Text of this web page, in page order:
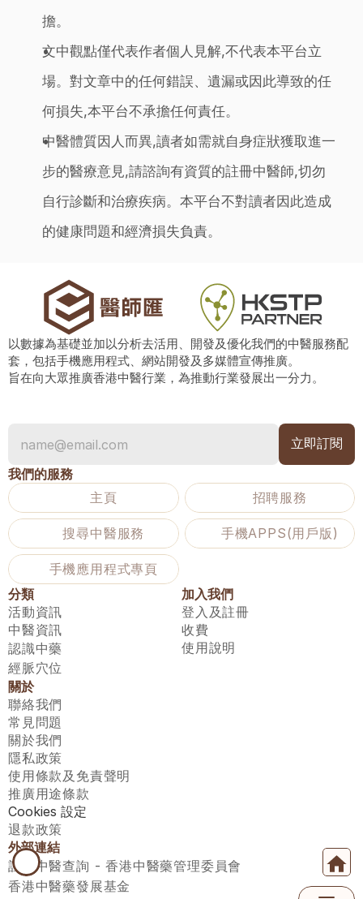
擔。
文中觀點僅代表作者個人見解,不代表本平台立
場。對文章中的任何錯誤、遺漏或因此導致的任
何損失,本平台不承擔任何責任。
中醫體質因人而異,讀者如需就自身症狀獲取進一
步的醫療意見,請諮詢有資質的註冊中醫師,切勿
自行診斷和治療疾病。本平台不對讀者因此造成
的健康問題和經濟損失負責。
以數據為基礎並加以分析去活用、開發及優化我們的中醫服務配
套，包括手機應用程式、網站開發及多媒體宣傳推廣。
旨在向大眾推廣香港中醫行業，為推動行業發展出一分力。
我們的服務
主頁
招聘服務
搜尋中醫服務 手機APPS(用戶版)
手機應用程式專頁
分類
活動資訊
中醫資訊
認識中藥
經脈穴位
加入我們
登入及註冊
收費
使用說明
關於
聯絡我們
常見問題
關於我們
隱私政策
使用條款及免責聲明
推廣用途條款
Cookies 設定
退款政策
外部連結
註冊中醫查詢 - 香港中醫藥管理委員會
香港中醫藥發展基金